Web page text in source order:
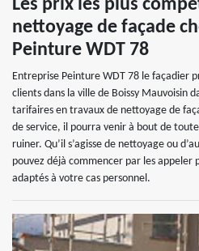
Les prix les plus
nettoyage de façade
Peinture WDT 78
Entreprise Peinture WDT 78 le façadier
clients dans la ville de Boissy Mauvoisin
tarifaires en travaux de nettoyage de
de service, il pourra venir à bout de
ruiner. Qu’il s’agisse de nettoyage ou
pouvez déjà commencer par les appeler
adaptés à votre cas personnel.